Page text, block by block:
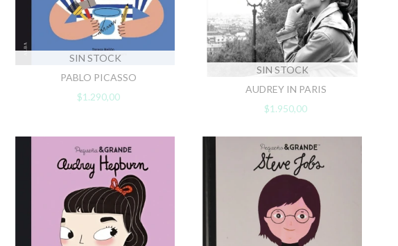
SIN STOCK
PABLO PICASSO
$1.290,00
SIN STOCK
AUDREY IN PARIS
$1.950,00